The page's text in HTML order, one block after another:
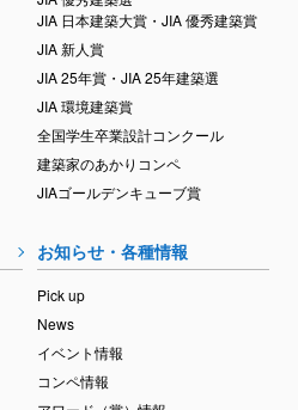
JIA 日本建築大賞・JIA 優秀建築賞
JIA 新人賞
JIA 25年賞・JIA 25年建築選
JIA 環境建築賞
全国学生卒業設計コンクール
建築家のあかりコンペ
JIAゴールデンキューブ賞
お知らせ・各種情報
Pick up
News
イベント情報
コンペ情報